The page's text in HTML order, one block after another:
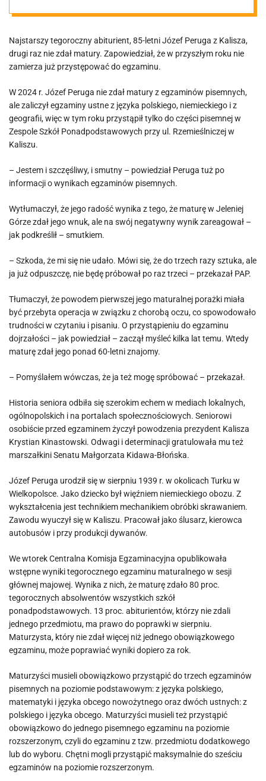
egzamin
dojrzałości. 85-
latek
zapowiada, że
się nie podda
Najstarszy tegoroczny abiturient, 85-letni Józef Peruga z Kalisza,
drugi raz nie zdał matury. Zapowiedział, że w przyszłym roku nie
zamierza już przystępować do egzaminu.
W 2024 r. Józef Peruga nie zdał matury z egzaminów pisemnych,
ale zaliczył egzaminy ustne z języka polskiego, niemieckiego i z
geografii, więc w tym roku przystąpił tylko do części pisemnej w
Zespole Szkół Ponadpodstawowych przy ul. Rzemieślniczej w
Kaliszu.
– Jestem i szczęśliwy, i smutny – powiedział Peruga tuż po
informacji o wynikach egzaminów pisemnych.
Wytłumaczył, że jego radość wynika z tego, że maturę w Jeleniej
Górze zdał jego wnuk, ale na swój negatywny wynik zareagował –
jak podkreślił – smutkiem.
– Szkoda, że mi się nie udało. Mówi się, że do trzech razy sztuka, ale
ja już odpuszczę, nie będę próbował po raz trzeci – przekazał PAP.
Tłumaczył, że powodem pierwszej jego maturalnej porażki miała
być przebyta operacja w związku z chorobą oczu, co spowodowało
trudności w czytaniu i pisaniu. O przystąpieniu do egzaminu
dojrzałości – jak powiedział – zaczął myśleć kilka lat temu. Wtedy
maturę zdał jego ponad 60-letni znajomy.
– Pomyślałem wówczas, że ja też mogę spróbować – przekazał.
Historia seniora odbiła się szerokim echem w mediach lokalnych,
ogólnopolskich i na portalach społecznościowych. Seniorowi
osobiście przed egzaminem życzył powodzenia prezydent Kalisza
Krystian Kinastowski. Odwagi i determinacji gratulowała mu też
marszałkini Senatu Małgorzata Kidawa-Błońska.
Józef Peruga urodził się w sierpniu 1939 r. w okolicach Turku w
Wielkopolsce. Jako dziecko był więźniem niemieckiego obozu. Z
wykształcenia jest technikiem mechanikiem obróbki skrawaniem.
Zawodu wyuczył się w Kaliszu. Pracował jako ślusarz, kierowca
autobusów i przy produkcji dywanów.
We wtorek Centralna Komisja Egzaminacyjna opublikowała
wstępne wyniki tegorocznego egzaminu maturalnego w sesji
głównej majowej. Wynika z nich, że maturę zdało 80 proc.
tegorocznych absolwentów wszystkich szkół
ponadpodstawowych. 13 proc. abiturientów, którzy nie zdali
jednego przedmiotu, ma prawo do poprawki w sierpniu.
Maturzysta, który nie zdał więcej niż jednego obowiązkowego
egzaminu, może poprawiać wyniki dopiero za rok.
Maturzyści musieli obowiązkowo przystąpić do trzech egzaminów
pisemnych na poziomie podstawowym: z języka polskiego,
matematyki i języka obcego nowożytnego oraz dwóch ustnych: z
polskiego i języka obcego. Maturzyści musieli też przystąpić
obowiązkowo do jednego pisemnego egzaminu na poziomie
rozszerzonym, czyli do egzaminu z tzw. przedmiotu dodatkowego
lub do wyboru. Chętni mogli przystąpić maksymalnie do sześciu
egzaminów na poziomie rozszerzonym.